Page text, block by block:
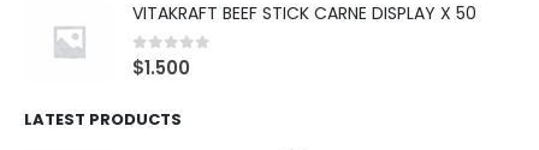
VITAKRAFT BEEF STICK CARNE DISPLAY X 50
0out of 5
$1.500
LATEST PRODUCTS